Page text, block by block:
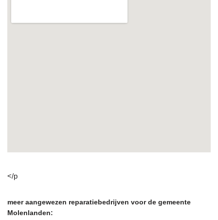
</p
meer aangewezen reparatiebedrijven voor de gemeente
Molenlanden: